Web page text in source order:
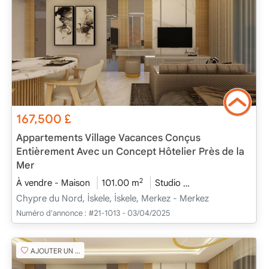
167,500£
Appartements Village Vacances Conçus
Entièrement Avec un Concept Hôtelier Près de la
Mer
À vendre - Maison 101.00 m2 Studio
Chypre du Nord, İskele, İskele, Merkez - Merkez
Numéro d'annonce : #21-1013 - 03/04/2025
AJOUTER UN FAVORI